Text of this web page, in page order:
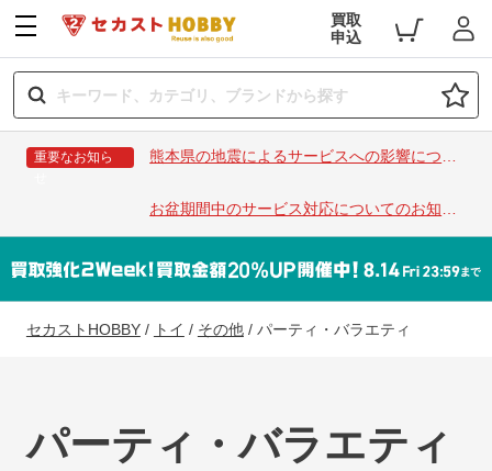
買取
申込
重要なお知ら
熊本県の地震によるサービスへの影響につい
て
お盆期間中のサービス対応についてのお知ら
せ
セカストHOBBY / トイ / その他 / パーティ・バラエティ
パーティ・バラエティ